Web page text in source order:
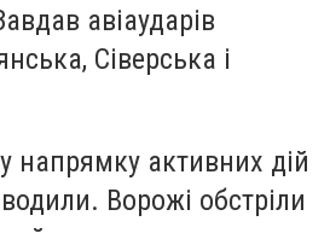
авіаударів
Сіверська і
напрямку активних дій
Ворожі обстріли